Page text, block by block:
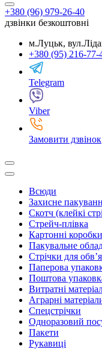
+380 (96) 979-26-40
дзвінки безкоштовні
м.Луцьк,
+380 (95) 216-77-
Telegram
Viber
Замовити дзвінок
Всюди
Захисне
Скотч (клейкі
Стрейч-плівка
Картонні коробки
Пакувальне
Стрічки для
Паперова
Поштова
Витратні
Аграрні
Спецстрічки
Одноразовий
Пакети
Рукавиці